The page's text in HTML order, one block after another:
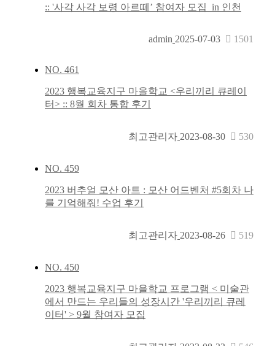
:: '사각 사각 보령 아르떼’ 참여자 모집_in 인천
admin 2025-07-03 1501
NO. 461
2023 행복교육지구 마을학교 <우리끼리 큐레이
터> :: 8월 회차 통합 후기
최고관리자 2023-08-30 530
NO. 459
2023 버추얼 모산 아트 : 모산 어드벤처 #5회차 나
를 기억해줘! 수업 후기
최고관리자 2023-08-26 519
NO. 450
2023 행복교육지구 마을학교 프로그램 < 미술관
에서 만드는 우리들의 성장시간 '우리끼리 큐레
이터' > 9월 참여자 모집